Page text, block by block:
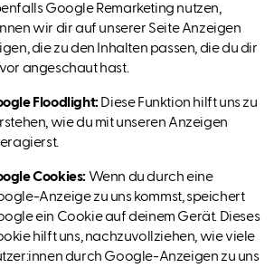
Google Remarketing nutzen,
wir dir auf unserer Seite Anzeigen
die zu den Inhalten passen, die du dir
angeschaut hast.
Floodlight:Diese Funktion hilft uns zu
wie du mit unseren Anzeigen
Cookies: Wenn du durch eine
Anzeige zu uns kommst, speichert
ein Cookie auf deinem Gerät. Dieses
hilft uns, nachzuvollziehen, wie viele
durch Google-Anzeigen zu uns